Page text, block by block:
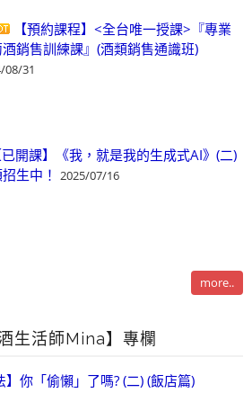
【預約課程】<全台唯一授課>『專業
銷售訓練課』(酒類銷售通識班)
08/31
已開課】《我，就是我的生成式AI》(二)
生中！ 2025/07/16
more..
酒生活師Mina】專欄
】你「偷懶」了嗎? (二) (飯店篇)